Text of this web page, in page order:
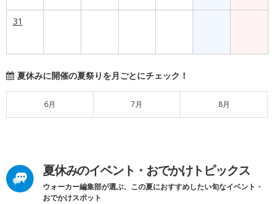
31
夏休みに開催の夏祭りを月ごとにチェック！
6月 7月 8月
夏休みのイベント・おでかけトピックス
ウォーカー編集部が選ぶ、この夏におすすめしたい旬なイベント・
おでかけスポット